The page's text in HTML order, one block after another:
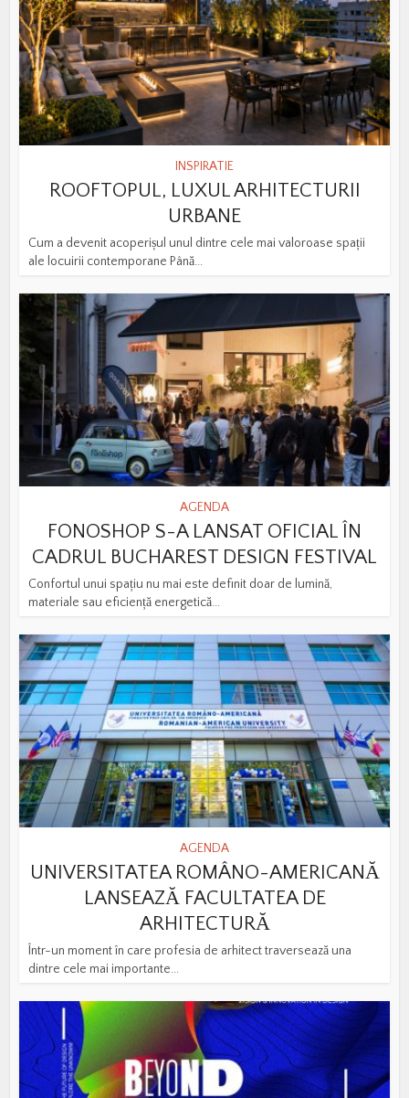
INSPIRATIE
ROOFTOPUL, LUXUL ARHITECTURII
URBANE
Cum a devenit acoperișul unul dintre cele mai valoroase spații
ale locuirii contemporane Până...
AGENDA
FONOSHOP S-A LANSAT OFICIAL ÎN
CADRUL BUCHAREST DESIGN FESTIVAL
Confortul unui spațiu nu mai este definit doar de lumină,
materiale sau eficiență energetică...
AGENDA
UNIVERSITATEA ROMÂNO-AMERICANĂ
LANSEAZĂ FACULTATEA DE
ARHITECTURĂ
Într-un moment în care profesia de arhitect traversează una
dintre cele mai importante...